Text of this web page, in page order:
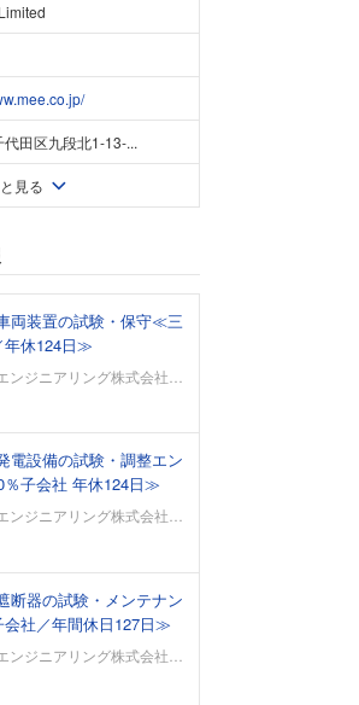
代田区九段北1-13-...
見る
両装置の試験・保守≪三
年休124日≫
ング株式会社 エンジニアリング本部
電設備の試験・調整エン
子会社 年休124日≫
ング株式会社 エンジニアリング本部
断器の試験・メンテナン
社／年間休日127日≫
ング株式会社 エンジニアリング本部